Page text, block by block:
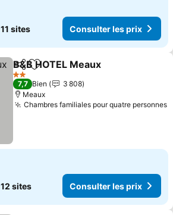
11 sites Consulter les prix
PartagerAjouter à mes favoris
B&B HOTEL Meaux
2 Étoiles
7,7 Bien
3 808
Meaux
Chambres familiales pour quatre personnes
12 sites Consulter les prix